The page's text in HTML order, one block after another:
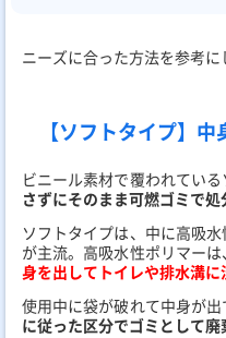
ニーズに合った方法を参考に
【ソフトタイプ】
ビニール素材で覆われている
さずにそのまま可燃ゴミで処
ソフトタイプは、中に高吸
が主流。高吸水性ポリマーは
身を出してトイレや排水溝
使用中に袋が破れて中身が出
に従った区分でゴミとして廃